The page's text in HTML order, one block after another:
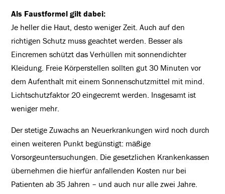
Als Faustformel gilt dabei:
Je heller die Haut, desto weniger Zeit. Auch auf den
richtigen Schutz muss geachtet werden. Besser als
Eincremen schützt das Verhüllen mit sonnendichter
Kleidung. Freie Körperstellen sollten gut 30 Minuten vor
dem Aufenthalt mit einem Sonnenschutzmittel mit mind.
Lichtschutzfaktor 20 eingecremt werden. Insgesamt ist
weniger mehr.
Der stetige Zuwachs an Neuerkrankungen wird noch durch
einen weiteren Punkt begünstigt: mäßige
Vorsorgeuntersuchungen. Die gesetzlichen Krankenkassen
übernehmen die hierfür anfallenden Kosten nur bei
Patienten ab 35 Jahren – und auch nur alle zwei Jahre.